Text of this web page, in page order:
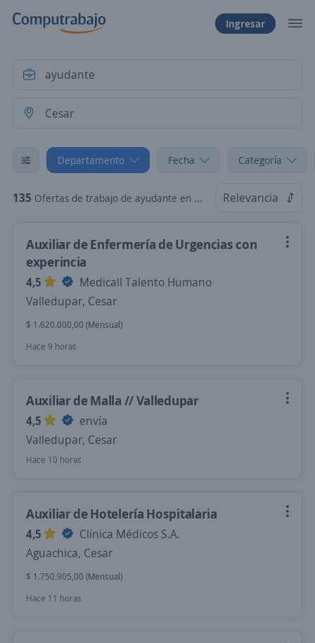
Ingresar
Departamento Fecha Categoría
135 Ofertas de trabajo de ayudante en Cesar Relevancia
Auxiliar de Enfermería de Urgencias con
experincia
4,5
Medicall Talento Humano
Valledupar, Cesar
$ 1.620.000,00 (Mensual)
Hace 9 horas
Auxiliar de Malla // Valledupar
4,5
envía
Valledupar, Cesar
Hace 10 horas
Auxiliar de Hotelería Hospitalaria
4,5
Clínica Médicos S.A.
Aguachica, Cesar
$ 1.750.905,00 (Mensual)
Hace 11 horas